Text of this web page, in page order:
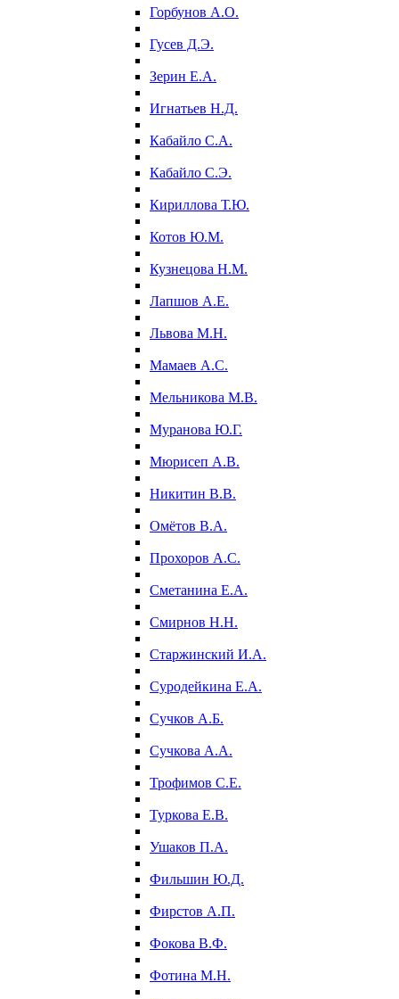
Горбунов А.О.
Гусев Д.Э.
Зерин Е.А.
Игнатьев Н.Д.
Кабайло С.А.
Кабайло С.Э.
Кириллова Т.Ю.
Котов Ю.М.
Кузнецова Н.М.
Лапшов А.Е.
Львова М.Н.
Мамаев А.С.
Мельникова М.В.
Муранова Ю.Г.
Мюрисеп А.В.
Никитин В.В.
Омётов В.А.
Прохоров А.С.
Сметанина Е.А.
Смирнов Н.Н.
Старжинский И.А.
Суродейкина Е.А.
Сучков А.Б.
Сучкова А.А.
Трофимов С.Е.
Туркова Е.В.
Ушаков П.А.
Фильшин Ю.Д.
Фирстов А.П.
Фокова В.Ф.
Фотина М.Н.